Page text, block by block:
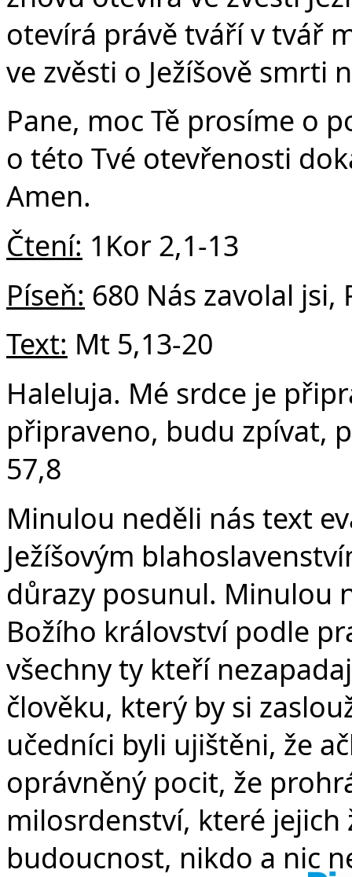
v
otevírá právě tváří v tvář
ve zvěsti o Ježíšově smrti
Pane, moc Tě prosíme o
o této Tvé otevřenosti
Amen.
Čtení: 1Kor 2,1-13
Píseň: 680 Nás zavolal jsi,
Text: Mt 5,13-20
Haleluja. Mé srdce je
připraveno, budu zpívat,
57,8
Minulou neděli nás text
Ježíšovým
důrazy posunul. Minulou
Božího království podle
všechny ty kteří
člověku, který by si
učedníci byli ujištěni, že
oprávněný pocit, že
milosrdenství, které
budoucnost, nikdo a nic